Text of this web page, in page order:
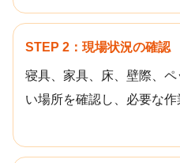
STEP 2：現場状況の確認
寝具、家具、床、壁際、
い場所を確認し、必要な作